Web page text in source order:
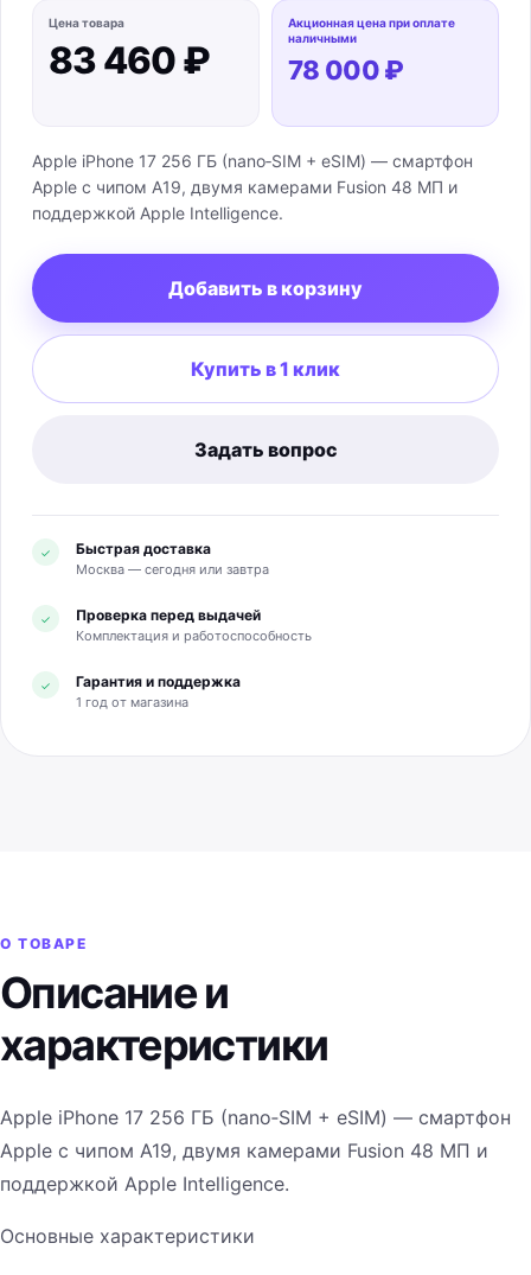
Цена товара
83 460 ₽
Акционная цена при оплате
наличными
78 000 ₽
Apple iPhone 17 256 ГБ (nano‑SIM + eSIM) — смартфон
Apple с чипом A19, двумя камерами Fusion 48 МП и
поддержкой Apple Intelligence.
Добавить в корзину
Купить в 1 клик
Задать вопрос
✓ Быстрая доставка
Москва — сегодня или завтра
✓ Проверка перед выдачей
Комплектация и работоспособность
✓ Гарантия и поддержка
1 год от магазина
О ТОВАРЕ
Описание и
характеристики
Apple iPhone 17 256 ГБ (nano‑SIM + eSIM) — смартфон
Apple с чипом A19, двумя камерами Fusion 48 МП и
поддержкой Apple Intelligence.
Основные характеристики